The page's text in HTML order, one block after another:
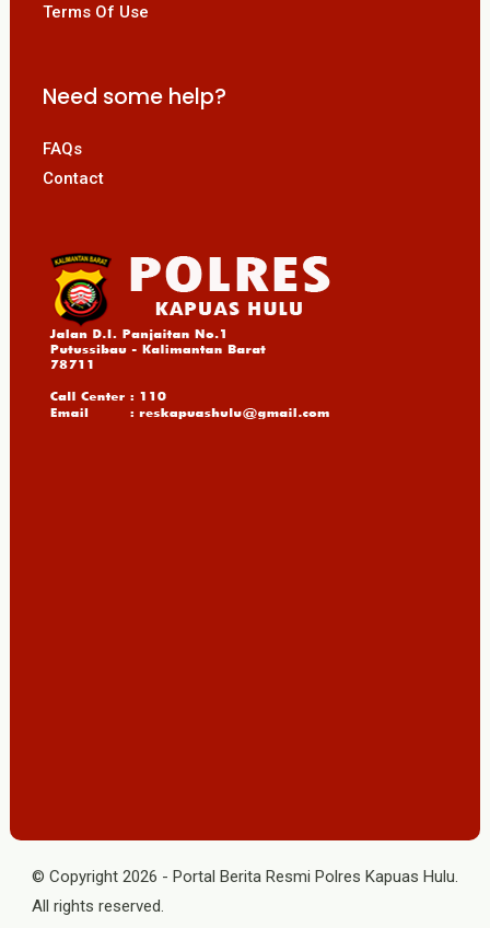
Terms Of Use
Need some help?
FAQs
Contact
© Copyright 2026 - Portal Berita Resmi Polres Kapuas Hulu.
All rights reserved.